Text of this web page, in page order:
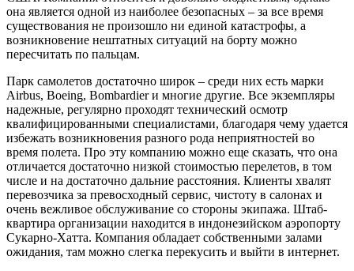
она является одной из наиболее безопасных – за все время
существования не произошло ни единой катастрофы, а
возникновение нештатных ситуаций на борту можно
пересчитать по пальцам.
Парк самолетов достаточно широк – среди них есть марки
Airbus, Boeing, Bombardier и многие другие. Все экземпляры
надежные, регулярно проходят технический осмотр
квалифицированными специалистами, благодаря чему удается
избежать возникновения разного рода неприятностей во
время полета. Про эту компанию можно еще сказать, что она
отличается достаточно низкой стоимостью перелетов, в том
числе и на достаточно дальние расстояния. Клиенты хвалят
перевозчика за превосходный сервис, чистоту в салонах и
очень вежливое обслуживание со стороны экипажа. Штаб-
квартира организации находится в индонезийском аэропорту
Сукарно-Хатта. Компания обладает собственными залами
ожидания, там можно слегка перекусить и выйти в интернет.